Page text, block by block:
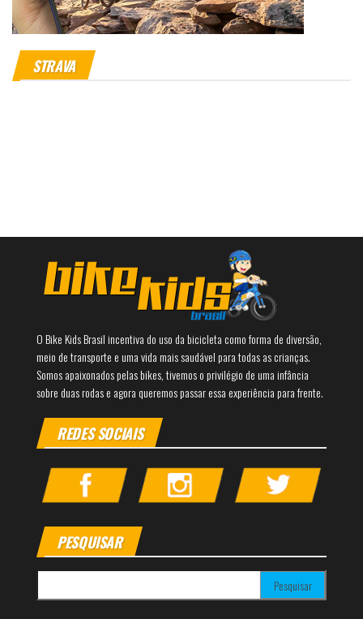
STRAVA
O Bike Kids Brasil incentiva do uso da bicicleta como forma de diversão,
meio de transporte e uma vida mais saudável para todas as crianças.
Somos apaixonados pelas bikes, tivemos o privilégio de uma infância
sobre duas rodas e agora queremos passar essa experiência para frente.
REDES SOCIAIS
PESQUISAR